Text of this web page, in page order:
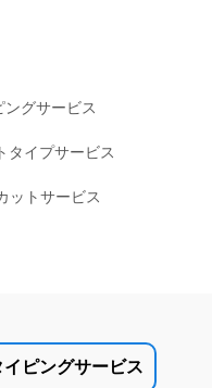
グサービス
タイプサービス
ットサービス
ピングサービス